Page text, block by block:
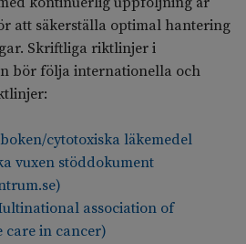
att säkerställa optimal hantering
Skriftliga riktlinjer i
bör följa internationella och
cytotoxiska läkemedel
vuxen stöddokument
association of
care in cancer)